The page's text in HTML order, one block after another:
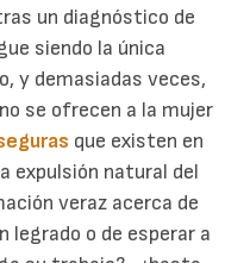
un diagnóstico de
siendo la única
y demasiadas veces,
se ofrecen a la mujer
que existen en
expulsión natural del
veraz acerca de
legrado o de esperar a